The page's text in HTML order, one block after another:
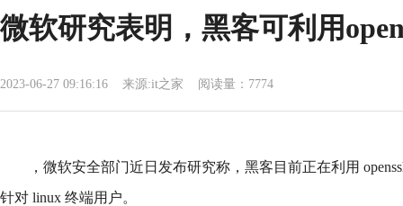
微软研究表明，黑客可利用
2023-06-27 09:16:16 来源:it之家 阅读量：7774
，微软安全部门近日发布研究称，黑客目前正在利用
针对 linux 终端用户。